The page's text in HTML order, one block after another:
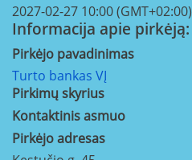
2027-02-27 10:00 (GMT+02:00)
Informacija apie pirkėją:
Pirkėjo pavadinimas
Turto bankas VĮ
Pirkimų skyrius
Kontaktinis asmuo
Pirkėjo adresas